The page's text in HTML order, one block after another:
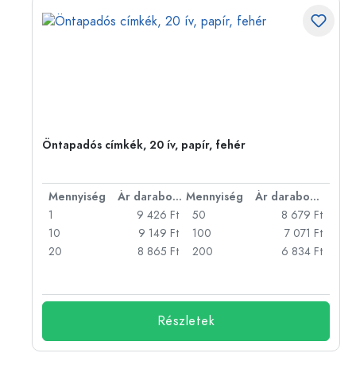
Öntapadós címkék, 20 ív, papír, fehér
Mennyiség Ár darabonként Mennyiség
Ár darabonként
1
9 426 Ft
10
9 149 Ft
20
8 865 Ft
50
8 679 Ft
100
7 071 Ft
200
6 834 Ft
Részletek